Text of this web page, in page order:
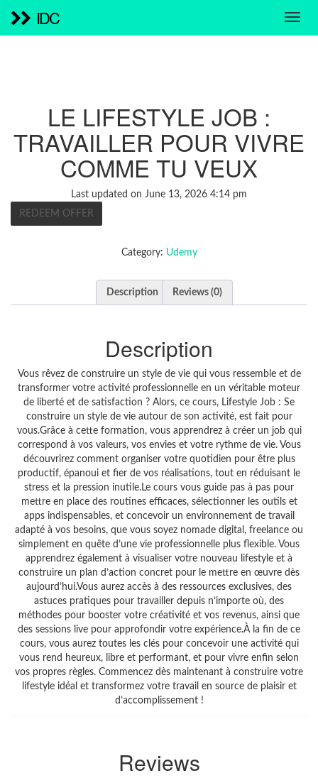
IDC
LE LIFESTYLE JOB :
TRAVAILLER POUR VIVRE
COMME TU VEUX
Last updated on June 13, 2026 4:14 pm
REDEEM OFFER
Category: Udemy
Description Reviews (0)
Description
Vous rêvez de construire un style de vie qui vous ressemble et de
transformer votre activité professionnelle en un véritable moteur
de liberté et de satisfaction ? Alors, ce cours, Lifestyle Job : Se
construire un style de vie autour de son activité, est fait pour
vous.Grâce à cette formation, vous apprendrez à créer un job qui
correspond à vos valeurs, vos envies et votre rythme de vie. Vous
découvrirez comment organiser votre quotidien pour être plus
productif, épanoui et fier de vos réalisations, tout en réduisant le
stress et la pression inutile.Le cours vous guide pas à pas pour
mettre en place des routines efficaces, sélectionner les outils et
apps indispensables, et concevoir un environnement de travail
adapté à vos besoins, que vous soyez nomade digital, freelance ou
simplement en quête d’une vie professionnelle plus flexible. Vous
apprendrez également à visualiser votre nouveau lifestyle et à
construire un plan d’action concret pour le mettre en œuvre dès
aujourd’hui.Vous aurez accès à des ressources exclusives, des
astuces pratiques pour travailler depuis n’importe où, des
méthodes pour booster votre créativité et vos revenus, ainsi que
des sessions live pour approfondir votre expérience.À la fin de ce
cours, vous aurez toutes les clés pour concevoir une activité qui
vous rend heureux, libre et performant, et pour vivre enfin selon
vos propres règles. Commencez dès maintenant à construire votre
lifestyle idéal et transformez votre travail en source de plaisir et
d’accomplissement !
Reviews